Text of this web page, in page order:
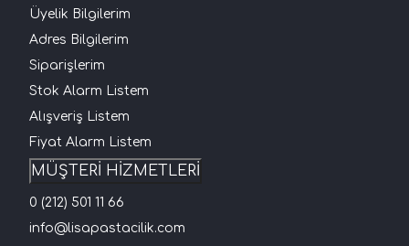
Üyelik Bilgilerim
Adres Bilgilerim
Siparişlerim
Stok Alarm Listem
Alışveriş Listem
Fiyat Alarm Listem
MÜŞTERİ HİZMETLERİ
0 (212) 501 11 66
info@lisapastacilik.com